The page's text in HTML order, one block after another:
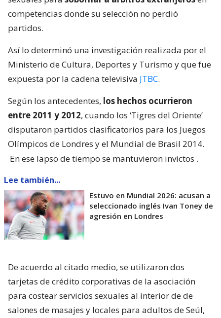
competencias donde su selección no perdió
partidos.
Así lo determinó una investigación realizada por el
Ministerio de Cultura, Deportes y Turismo y que fue
expuesta por la cadena televisiva JTBC.
Según los antecedentes, los hechos ocurrieron
entre 2011 y 2012, cuando los ‘Tigres del Oriente’
disputaron partidos clasificatorios para los Juegos
Olímpicos de Londres y el Mundial de Brasil 2014.
En ese lapso de tiempo se mantuvieron invictos .
Lee también...
Estuvo en Mundial 2026: acusan a
seleccionado inglés Ivan Toney de
agresión en Londres
De acuerdo al citado medio, se utilizaron dos
tarjetas de crédito corporativas de la asociación
para costear servicios sexuales al interior de de
salones de masajes y locales para adultos de Seúl,